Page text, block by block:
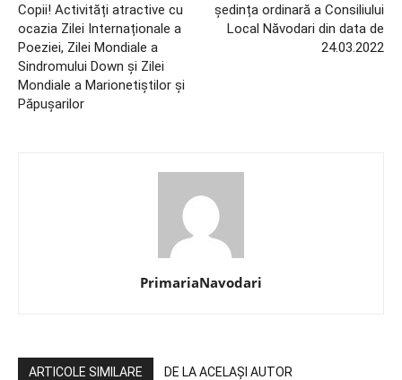
Copii! Activități atractive cu
ocazia Zilei Internaționale a
Poeziei, Zilei Mondiale a
Sindromului Down și Zilei
Mondiale a Marionetiștilor și
Păpușarilor
ședința ordinară a Consiliului
Local Năvodari din data de
24.03.2022
PrimariaNavodari
ARTICOLE SIMILARE DE LA ACELAȘI AUTOR